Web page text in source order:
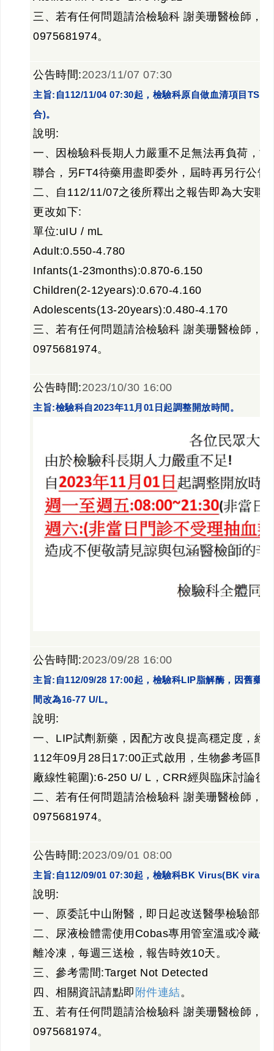
三、若有任何問題請洽檢驗科 謝美珊醫檢師，
0975681974。
公告時間:2023/11/07 07:30
主旨:自112/11/04 07:30起，檢驗科原自做血清項目TSH
合)。
說明:
一、因檢驗科長期人力嚴重不足無法再負荷，
聯合，另FT4待藥用盡即委外，屆時再另行公告
二、自112/11/07之後所釋出之報告即為大安聯
更改如下:
單位:uIU / mL
Adult:0.550-4.780
Infants(1-23months):0.870-6.150
Children(2-12years):0.670-4.160
Adolescents(13-20years):0.480-4.170
三、若有任何問題請洽檢驗科 謝美珊醫檢師，
0975681974。
公告時間:2023/10/30 16:00
主旨:檢驗科自2023年11月01日起調整開放時間。
公告時間:2023/09/28 16:00
主旨:自112/09/28 17:00起，檢驗科LIP脂解酶，因舊藥
間改為16-77 U/L。
說明:
一、LIP試劑新藥，因配方改良提高穩定度，經
112年09月28日17:00正式啟用，生物參考區間
廠線性範圍):6-250 U/ L，CRR經與臨床討論後
二、若有任何問題請洽檢驗科 謝美珊醫檢師，
0975681974。
公告時間:2023/09/01 08:00
主旨:自112/09/01 07:30起，檢驗科BK Virus(BK viral
說明:
一、原委託中山附醫，即日起改送醫學檢驗部
二、尿液檢體需使用Cobas專用管室溫或冷藏
離冷凍，每週三送檢，報告時效10天。
三、參考需間:Target Not Detected
四、相關資訊請點即 附件連結。
五、若有任何問題請洽檢驗科 謝美珊醫檢師，
0975681974。